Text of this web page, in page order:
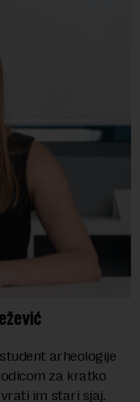
arheologije
za kratko
im stari sjaj.